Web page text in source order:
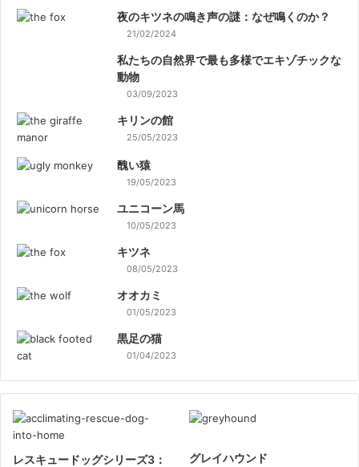
夜のキツネの鳴き声の謎：なぜ鳴くのか？
21/02/2024
私たちの自然界で最も多様でエキゾチックな
動物
03/09/2023
キリンの館
25/05/2023
醜い猿
19/05/2023
ユニコーン馬
10/05/2023
キツネ
08/05/2023
オオカミ
01/05/2023
黒足の猫
01/04/2023
レスキュードッグシリーズ3：
グレイハウンド